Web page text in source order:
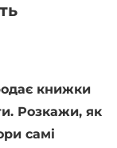
книжки
Розкажи, як
самі